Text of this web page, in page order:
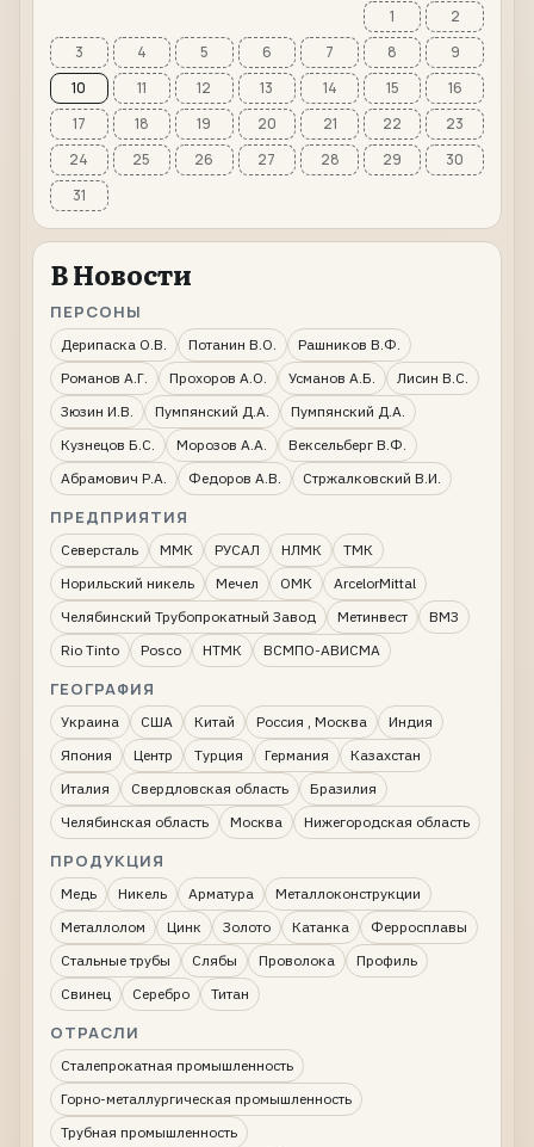
1
2
3
4 5 6 7 8
9
10
11 12 13 14 15
16
17
18 19 20 21 22
23
24
25 26 27 28 29
30
31
В Новости
ПЕРСОНЫ
Дерипаска О.В. Потанин В.О.
Рашников В.Ф.
Романов А.Г.
Прохоров А.О. Усманов А.Б.
Лисин В.С.
Зюзин И.В.
Пумпянский Д.А.
Пумпянский Д.А.
Кузнецов Б.С.
Морозов А.А.
Вексельберг В.Ф.
Абрамович Р.А.
Федоров А.В. Стржалковский В.И.
ПРЕДПРИЯТИЯ
Северсталь ММК РУСАЛ НЛМК
ТМК
Норильский никель
Мечел ОМК
ArcelorMittal
Челябинский Трубопрокатный Завод
Метинвест
ВМЗ
Rio Tinto
Posco НТМК ВСМПО-АВИСМА
ГЕОГРАФИЯ
Украина США Китай Россия , Москва
Индия
Япония
Центр Турция Германия
Казахстан
Италия
Свердловская область
Бразилия
Челябинская область
Москва Нижегородская область
ПРОДУКЦИЯ
Медь Никель Арматура
Металлоконструкции
Металлолом
Цинк Золото Катанка
Ферросплавы
Стальные трубы
Слябы Проволока
Профиль
Свинец
Серебро Титан
ОТРАСЛИ
Сталепрокатная промышленность
Горно-металлургическая промышленность
Трубная промышленность